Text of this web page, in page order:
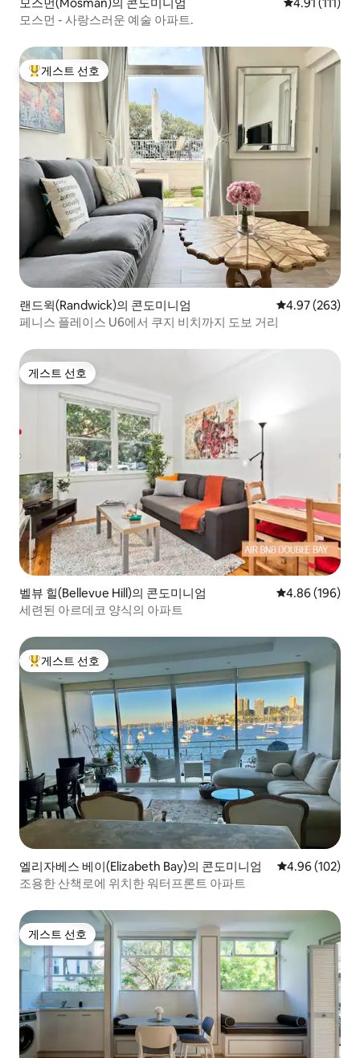
모스먼(Mosman)의 콘도미니엄 평점 4.91점(5
4.91 (111)
모스먼 - 사랑스러운 예술 아파트.
상위 게스트 선호
게스트 선호
랜드윅(Randwick)의 콘도미니엄 평점 4.97점(5
4.97 (263)
페니스 플레이스 U6에서 쿠지 비치까지 도보 거리
게스트 선호
게스트 선호
벨뷰 힐(Bellevue Hill)의 콘도미니엄 평점 4.86점(5
4.86 (196)
세련된 아르데코 양식의 아파트
상위 게스트 선호
게스트 선호
엘리자베스 베이(Elizabeth Bay)의 콘도미니엄 평점 4.96점(5
4.96 (102)
조용한 산책로에 위치한 워터프론트 아파트
게스트 선호
게스트 선호